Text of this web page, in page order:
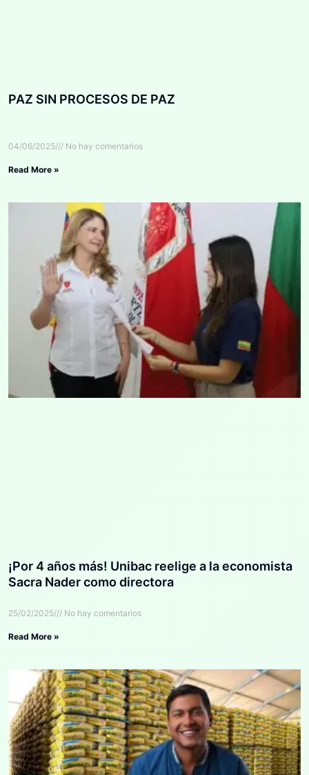
PAZ SIN PROCESOS DE PAZ
04/06/2025 No hay comentarios
Read More »
¡Por 4 años más! Unibac reelige a la economista
Sacra Nader como directora
25/02/2025 No hay comentarios
Read More »